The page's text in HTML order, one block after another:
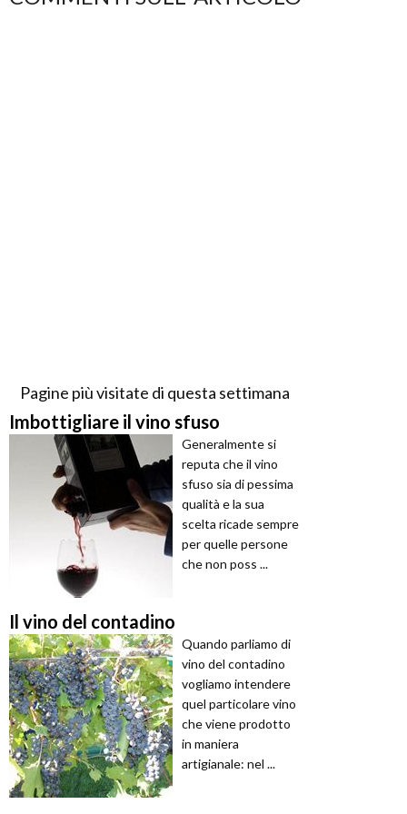
Pagine più visitate di questa settimana
Imbottigliare il vino sfuso
Generalmente si
reputa che il vino
sfuso sia di pessima
qualità e la sua
scelta ricade sempre
per quelle persone
che non poss ...
Il vino del contadino
Quando parliamo di
vino del contadino
vogliamo intendere
quel particolare vino
che viene prodotto
in maniera
artigianale: nel ...